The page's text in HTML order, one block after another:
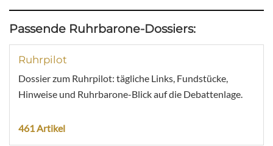
Passende Ruhrbarone-Dossiers:
Ruhrpilot
Dossier zum Ruhrpilot: tägliche Links, Fundstücke,
Hinweise und Ruhrbarone-Blick auf die Debattenlage.
461 Artikel